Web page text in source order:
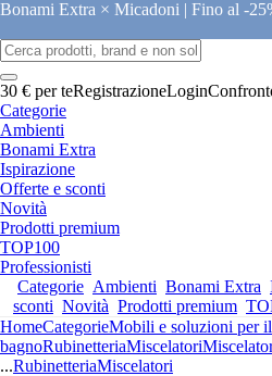
Bonami Extra × Micadoni | Fino al -
30 € per teRegistrazioneLogin
Categorie
Ambienti
Bonami Extra
Ispirazione
Offerte e sconti
Novità
Prodotti premium
TOP100
Professionisti
Categorie Ambienti Bonami Extra
sconti Novità Prodotti premium
HomeCategorieMobili e soluzioni per il
bagnoRubinetteriaMiscelatori
...RubinetteriaMiscelatori